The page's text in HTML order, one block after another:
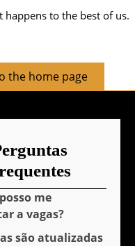
to the best of us.
the home pageReturn
to
me
a vagas?
são atualizadas